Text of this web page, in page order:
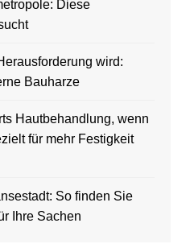
Diese
wird:
Bauharze
Hautbehandlung, wenn
für mehr Festigkeit
So finden Sie
Ihre Sachen